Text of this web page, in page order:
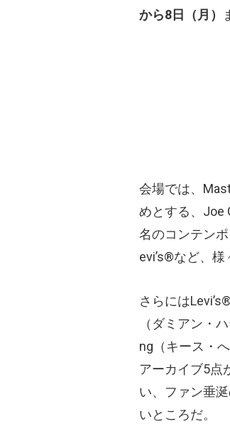
から8日（月）
会場では、
めとする、Joe
名のコンテン
evi’s®など、様
さらには
（ダミアン・
ng（キース・
アーカイブ5点
い、ファン垂
いところだ。